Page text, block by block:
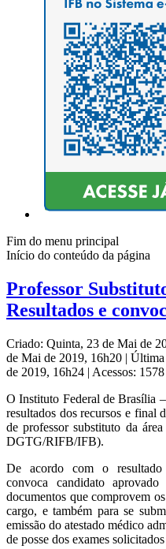
Fim do menu principal
Início do conteúdo da página
Professor
Resultados e
Criado: Quinta, 23 de Mai de
de Mai de 2019, 16h20 | Última
de 2019, 16h24 | Acessos: 1578
O Instituto Federal de Brasília
resultados dos recursos e final
de professor substituto da
DGTG/RIFB/IFB).
De acordo com o
convoca candidato
documentos que comprovem
cargo, e também para se
emissão do atestado médico
de posse dos exames